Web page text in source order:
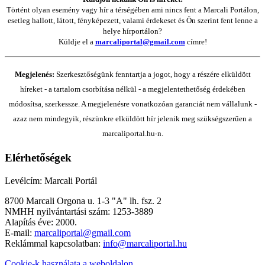
Történt olyan esemény vagy hír a térségében ami nincs fent a Marcali Portálon,
esetleg hallott, látott, fényképezett, valami érdekeset és Ön szerint fent lenne a
helye hírportálon?
Küldje el a marcaliportal@gmail.com címre!
Megjelenés: Szerkesztőségünk fenntartja a jogot, hogy a részére elküldött
híreket - a tartalom csorbítása nélkül - a megjelentethetőség érdekében
módosítsa, szerkessze. A megjelenésre vonatkozóan garanciát nem vállalunk -
azaz nem mindegyik, részünkre elküldött hír jelenik meg szükségszerűen a
marcaliportal.hu-n.
Elérhetőségek
Levélcím: Marcali Portál
8700 Marcali Orgona u. 1-3 "A" lh. fsz. 2
NMHH nyilvántartási szám: 1253-3889
Alapítás éve: 2000.
E-mail: marcaliportal@gmail.com
Reklámmal kapcsolatban: info@marcaliportal.hu